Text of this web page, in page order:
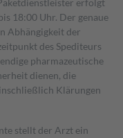
erfolgt
18:00 Uhr. Der genaue
Abhängigkeit der
des Spediteurs
pharmazeutische
dienen, die
Klärungen
stellt der Arzt ein